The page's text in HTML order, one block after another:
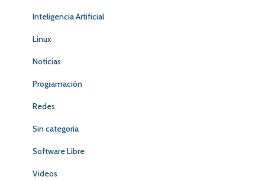
Inteligencia Artificial
Linux
Noticias
Programación
Redes
Sin categoría
Software Libre
Videos